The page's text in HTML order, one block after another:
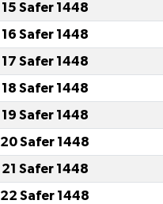
15 Safer 1448
16 Safer 1448
17 Safer 1448
18 Safer 1448
19 Safer 1448
20 Safer 1448
21 Safer 1448
22 Safer 1448